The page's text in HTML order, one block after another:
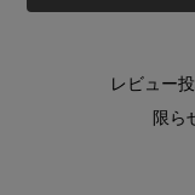
レビュー
限ら